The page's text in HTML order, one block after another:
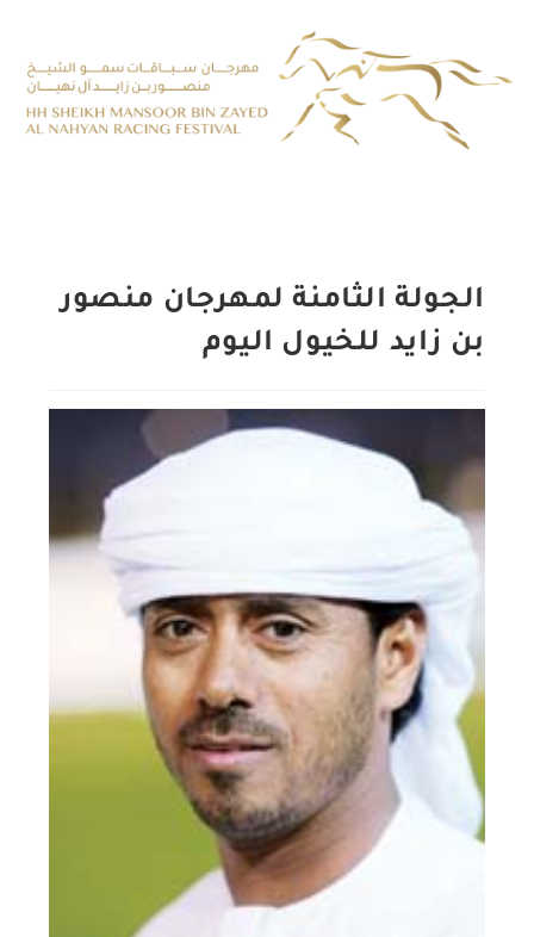
الجولة الثامنة لمهرجان منصور
بن زايد للخيول اليوم